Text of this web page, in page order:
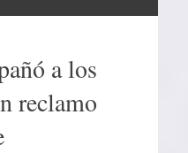
a los
reclamo